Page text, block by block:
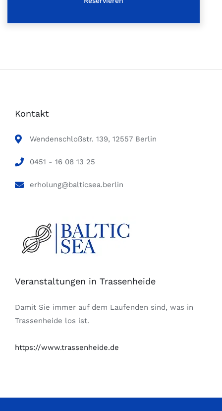
Kontakt
Wendenschloßstr. 139, 12557 Berlin
0451 - 16 08 13 25
erholung@balticsea.berlin
Veranstaltungen in Trassenheide
Damit Sie immer auf dem Laufenden sind, was in
Trassenheide los ist.
https://www.trassenheide.de